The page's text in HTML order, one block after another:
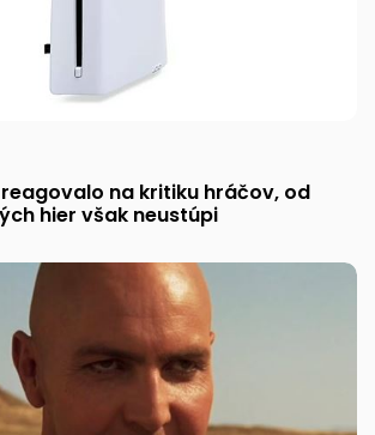
na kritiku hráčov, od
hier však neustúpi